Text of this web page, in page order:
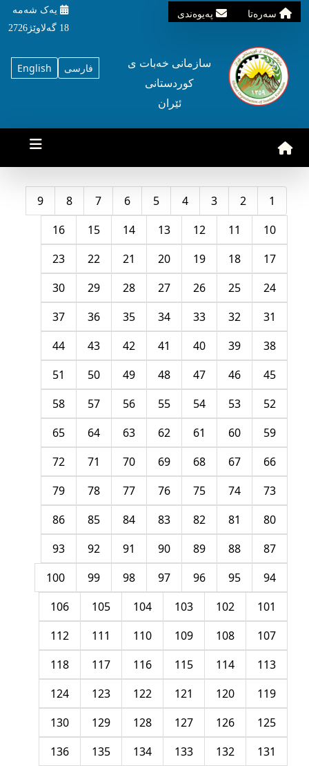
سه‌ره‌تا په‌یوه‌ندی
یه‌ک شه‌مه‌
18 گه‌لاوێژ2726
English فارسی
سازمانی خه‌بات ی
کوردستانی
ئێران
1
2
3
4
5
6
7
8
9
10
11
12
13
14
15
16
17
18
19
20
21
22
23
24
25
26
27
28
29
30
31
32
33
34
35
36
37
38
39
40
41
42
43
44
45
46
47
48
49
50
51
52
53
54
55
56
57
58
59
60
61
62
63
64
65
66
67
68
69
70
71
72
73
74
75
76
77
78
79
80
81
82
83
84
85
86
87
88
89
90
91
92
93
94
95
96
97
98
99
100
101
102
103
104
105
106
107
108
109
110
111
112
113
114
115
116
117
118
119
120
121
122
123
124
125
126
127
128
129
130
131
132
133
134
135
136